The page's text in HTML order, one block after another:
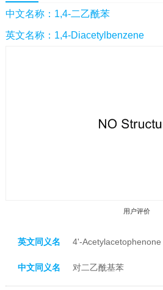
感染药物中间体
体 |抗精神病药物中间体
药中间体|其他原料药中间体|
中文名称：1,4-二乙酰苯
英文名称：1,4-Diacetylbenzene
用户评价
英文同义名 4'-Acetylacetophenone
中文同义名 对二乙酰基苯